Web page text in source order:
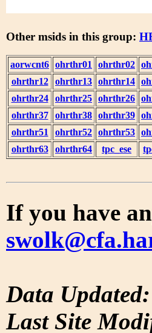
Other msids in this group:
aorwcnt6 ohrthr01 ohrthr02
ohrthr12
ohrthr13 ohrthr14
ohrthr24
ohrthr25 ohrthr26
ohrthr37
ohrthr38 ohrthr39
ohrthr51
ohrthr52 ohrthr53
ohrthr63
ohrthr64 tpc_ese
If you have
Data
Last Site